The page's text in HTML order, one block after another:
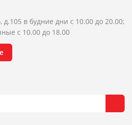
в будние дни с 10.00 до 20.00;
с 10.00 до 18.00